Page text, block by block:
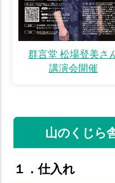
群言堂 松場登美さ
講演会開催
山のくじら
１．仕入れ